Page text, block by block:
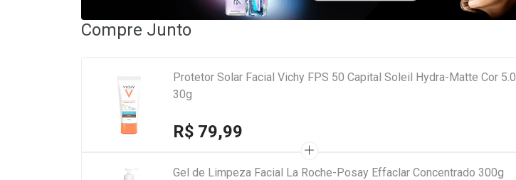
Compre Junto
Protetor Solar Facial Vichy FPS 50 Capital Soleil Hydra-Matte Cor 5.0
30g
R$ 79,99
Gel de Limpeza Facial La Roche-Posay Effaclar Concentrado 300g